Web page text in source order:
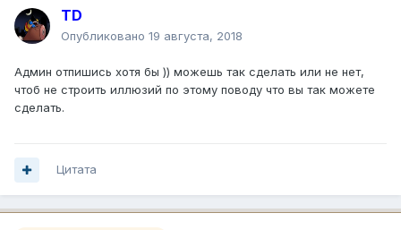
TD
Опубликовано 19 августа, 2018
Админ отпишись хотя бы )) можешь так сделать или не нет,
чтоб не строить иллюзий по этому поводу что вы так можете
сделать.
Цитата